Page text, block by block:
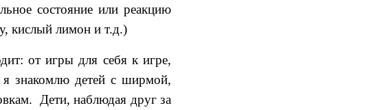
состояние или реакцию
кислый лимон и т.д.)
от игры для себя к игре,
я знакомлю детей с ширмой,
Дети, наблюдая друг за